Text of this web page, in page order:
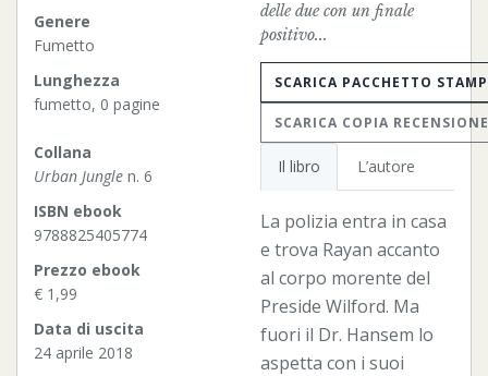
Genere
Fumetto
Lunghezza
fumetto, 0 pagine
Collana
Urban Jungle n. 6
ISBN ebook
9788825405774
Prezzo ebook
€ 1,99
Data di uscita
24 aprile 2018
delle due con un finale
positivo...
SCARICA PACCHETTO
SCARICA COPIA RECENSIONE
Il libro L’autore
La polizia entra in casa
e trova Rayan accanto
al corpo morente del
Preside Wilford. Ma
fuori il Dr. Hansem lo
aspetta con i suoi